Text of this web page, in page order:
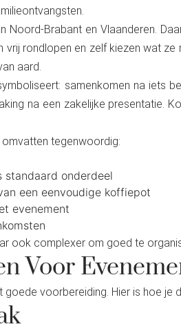
Noord-Brabant en Vlaanderen.
rondlopen en zelf kiezen wat
aard.
samenkomen na iets
na een zakelijke presentatie.
tegenwoordig:
standaard onderdeel
een eenvoudige koffiepot
evenement
ook complexer om goed te
Voor
voorbereiding. Hier is hoe je